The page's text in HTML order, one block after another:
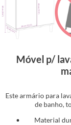
Móvel p/
Este armário para
de banho,
Material